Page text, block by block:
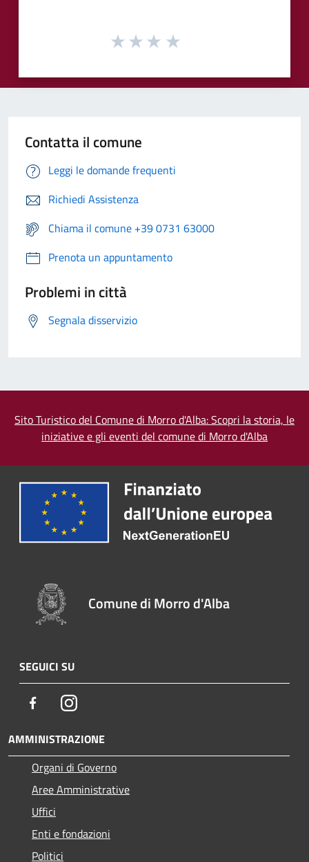
Contatta il comune
Leggi le domande frequenti
Richiedi Assistenza
Chiama il comune +39 0731 63000
Prenota un appuntamento
Problemi in città
Segnala disservizio
Sito Turistico del Comune di Morro d'Alba: Scopri la storia, le
iniziative e gli eventi del comune di Morro d'Alba
Comune di Morro d'Alba
SEGUICI SU
FacebookInstagram
AMMINISTRAZIONE
Organi di Governo
Aree Amministrative
Uffici
Enti e fondazioni
Politici